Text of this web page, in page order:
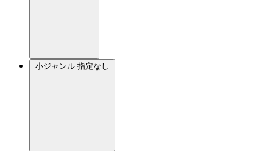
小ジャンル 指定なし